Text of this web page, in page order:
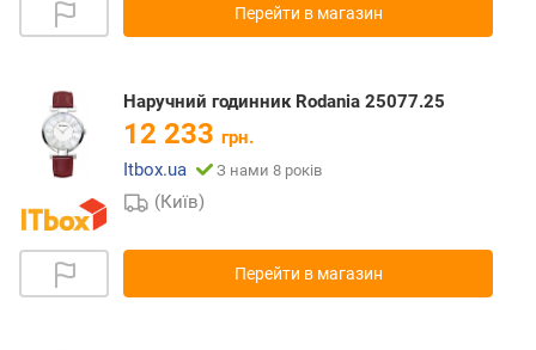
Перейти в магазин
Наручний годинник Rodania 25077.25
12 233 грн.
Itbox.ua
З нами 8 років
(Київ)
Перейти в магазин